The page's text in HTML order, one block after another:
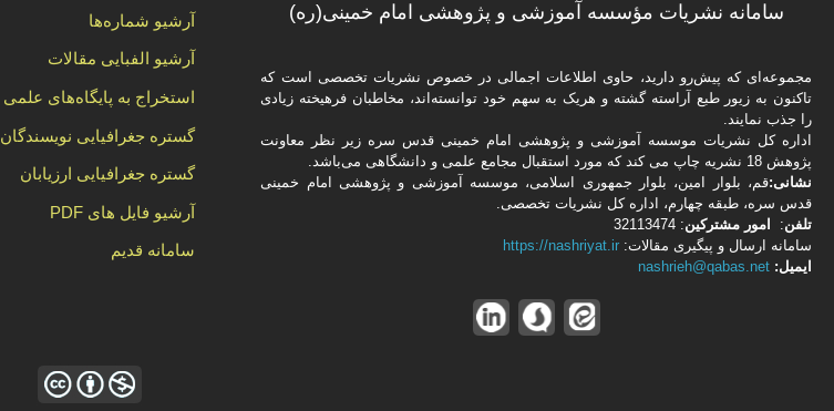
آرشیو شماره‌ها
آرشیو الفبایی مقالات
استخراج به پایگاه‌های علمی
گستره جغرافیایی نویسندگان
گستره جغرافیایی ارزیابان
آرشیو فایل های PDF
سامانه قدیم
سامانه نشریات مؤسسه آموزشی و پژوهشی امام خمینی(ره)
مجموعه‌ای که پیش‌رو دارید،‌ حاوی اطلاعات اجمالی در خصوص نشریات تخصصی است که
تاکنون به زیور طبع آراسته گشته و هریک به سهم خود توانسته‌اند، مخاطبان فرهیخته‌ زیادی
را جذب نمایند.
اداره كل نشریات موسسه آموزشی و پژوهشی امام خمینی قدس سره زیر نظر معاونت
پژوهش 18 نشریه چاپ می کند که مورد استقبال مجامع علمی و دانشگاهی می‌باشد.
نشانی:قم، بلوار امین، بلوار جمهوری اسلامی، موسسه آموزشی و پژوهشی امام خمینی
قدس سره، طبقه چهارم، اداره كل نشریات تخصصی.
تلفن: امور مشتركین: 32113474
سامانه ارسال و پیگیری مقالات:https://nashriyat.ir
ایمیل:nashrieh@qabas.net